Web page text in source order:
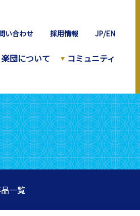
い合わせ 採用情報 JP/EN
楽団について コミュニティ
一覧